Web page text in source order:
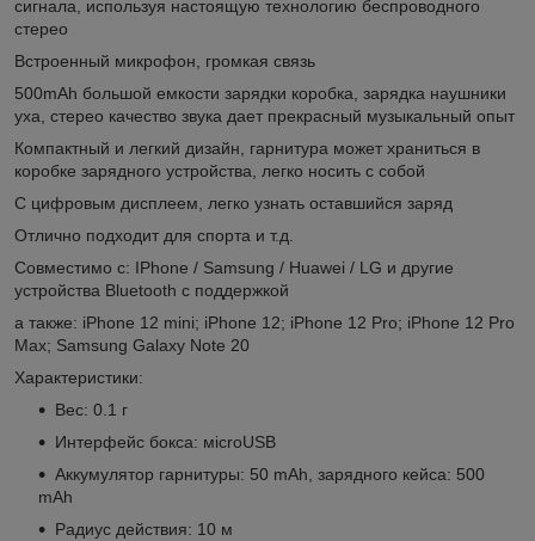
сигнала, используя настоящую технологию беспроводного
стерео
Встроенный микрофон, громкая связь
500mAh большой емкости зарядки коробка, зарядка наушники
уха, стерео качество звука дает прекрасный музыкальный опыт
Компактный и легкий дизайн, гарнитура может храниться в
коробке зарядного устройства, легко носить с собой
С цифровым дисплеем, легко узнать оставшийся заряд
Отлично подходит для спорта и т.д.
Совместимо с: IPhone / Samsung / Huawei / LG и другие
устройства Bluetooth с поддержкой
а также: iPhone 12 mini; iPhone 12; iPhone 12 Pro; iPhone 12 Pro
Max; Samsung Galaxy Note 20
Характеристики:
Вес: 0.1 г
Интерфейс бокса: мicroUSB
Аккумулятор гарнитуры: 50 mAh, зарядного кейса: 500
mAh
Радиус действия: 10 м